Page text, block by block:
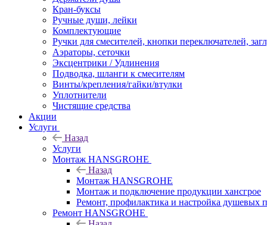
Кран-буксы
Ручные души, лейки
Комплектующие
Ручки для смесителей, кнопки переключателей,
Аэраторы, сеточки
Эксцентрики / Удлинения
Подводка, шланги к смесителям
Винты/крепления/гайки/втулки
Уплотнители
Чистящие средства
Акции
Услуги
Назад
Услуги
Монтаж HANSGROHE
Назад
Монтаж HANSGROHE
Монтаж и подключение продукции хансгрое
Ремонт, профилактика и настройка душевых
Ремонт HANSGROHE